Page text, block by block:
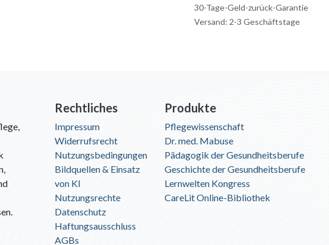
30-Tage-Geld-zurück-Garantie
Versand: 2-3 Geschäftstage
Rechtliches
Impressum
Widerrufsrecht
Nutzungsbedingungen
Bildquellen & Einsatz
von KI
Nutzungsrechte
Datenschutz
Haftungsausschluss
AGBs
Produkte
Pflegewissenschaft
Dr. med. Mabuse
Pädagogik der Gesundheitsberufe
Geschichte der Gesundheitsberufe
Lernwelten Kongress
CareLit Online-Bibliothek